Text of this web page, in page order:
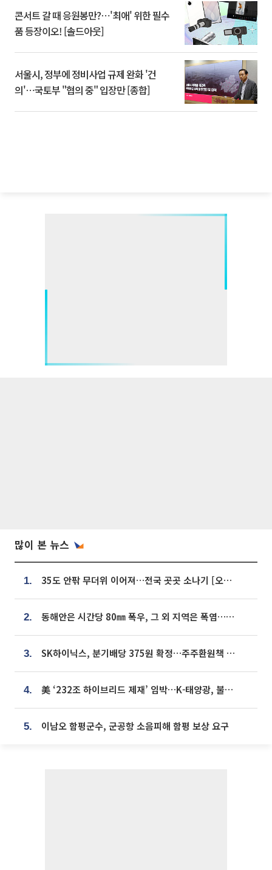
콘서트 갈 때 응원봉만?⋯'최애' 위한 필수
품 등장이오! [솔드아웃]
서울시, 정부에 정비사업 규제 완화 '건
의'⋯국토부 "협의 중" 입장만 [종합]
많이 본 뉴스
1. 35도 안팎 무더위 이어져…전국 곳곳 소나기 [오늘 날씨]
2. 동해안은 시간당 80㎜ 폭우, 그 외 지역은 폭염…‘극과 극 날씨’
3. SK하이닉스, 분기배당 375원 확정…주주환원책 9월로 앞당겨 발표
4. 美 ‘232조 하이브리드 제재’ 임박…K-태양광, 불확실성 털고 날개 다나
5. 이남오 함평군수, 군공항 소음피해 함평 보상 요구